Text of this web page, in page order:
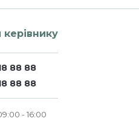
88 88
88 88
- 16:00